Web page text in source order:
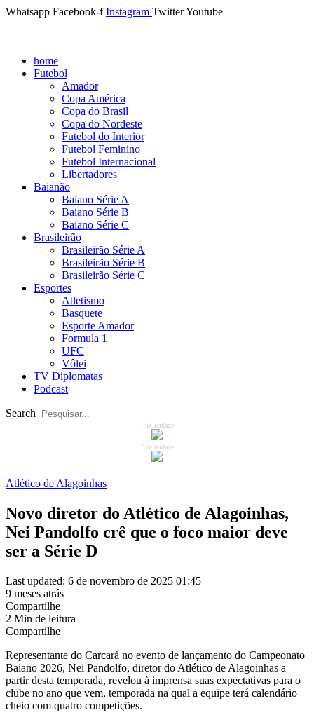
Whatsapp Facebook-f Instagram TwitterYoutube
home
Futebol
Amador
Copa América
Copa do Brasil
Copa do Nordeste
Futebol do Interior
Futebol Feminino
Futebol Internacional
Libertadores
Baianão
Baiano Série A
Baiano Série B
Baiano Série C
Brasileirão
Brasileirão Série A
Brasileirão Série B
Brasileirão Série C
Esportes
Atletismo
Basquete
Esporte Amador
Formula 1
UFC
Vôlei
TV Diplomatas
Podcast
Search
Publicidade
Publicidade
Atlético de Alagoinhas
Novo diretor do Atlético de Alagoinhas,
Nei Pandolfo crê que o foco maior deve
ser a Série D
Last updated: 6 de novembro de 2025 01:45
9 meses atrás
Compartilhe
2 Min de leitura
Compartilhe
Representante do Carcará no evento de lançamento do Campeonato
Baiano 2026, Nei Pandolfo, diretor do Atlético de Alagoinhas a
partir desta temporada, revelou à imprensa suas expectativas para o
clube no ano que vem, temporada na qual a equipe terá calendário
cheio com quatro competições.